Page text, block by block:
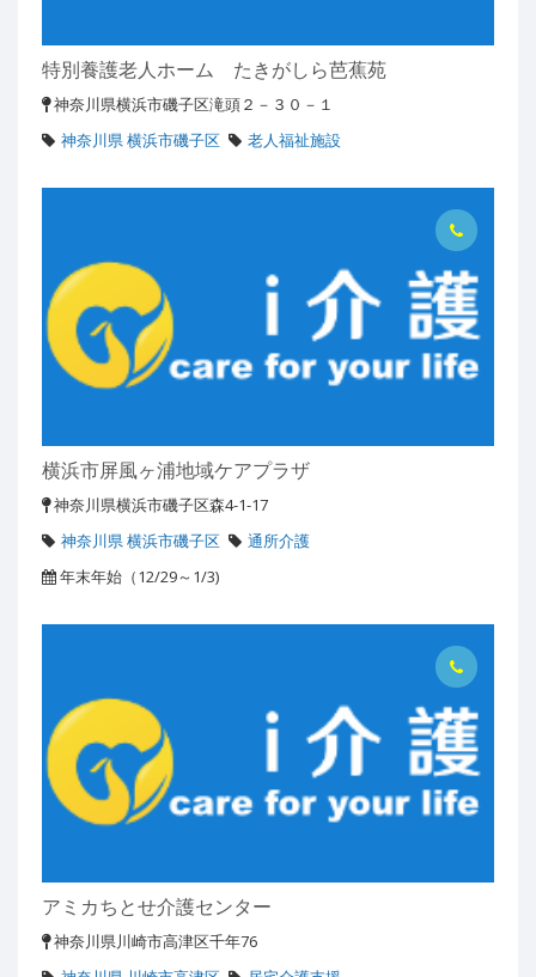
特別養護老人ホーム たきがしら芭蕉苑
神奈川県横浜市磯子区滝頭２－３０－１
神奈川県 横浜市磯子区
老人福祉施設
横浜市屏風ヶ浦地域ケアプラザ
神奈川県横浜市磯子区森4-1-17
神奈川県 横浜市磯子区
通所介護
年末年始（12/29～1/3)
アミカちとせ介護センター
神奈川県川崎市高津区千年76